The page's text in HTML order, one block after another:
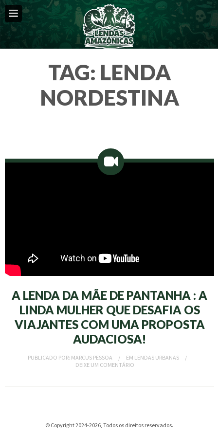
TAG: LENDA
NORDESTINA
A LENDA DA MÃE DE PANTANHA : A
LINDA MULHER QUE DESAFIA OS
VIAJANTES COM UMA PROPOSTA
AUDACIOSA!
PUBLICADO POR: MARCUS PESSOA EM LENDAS URBANAS
DEIXE UM COMENTÁRIO
© Copyright 2024-2026, Todos os direitos reservados.